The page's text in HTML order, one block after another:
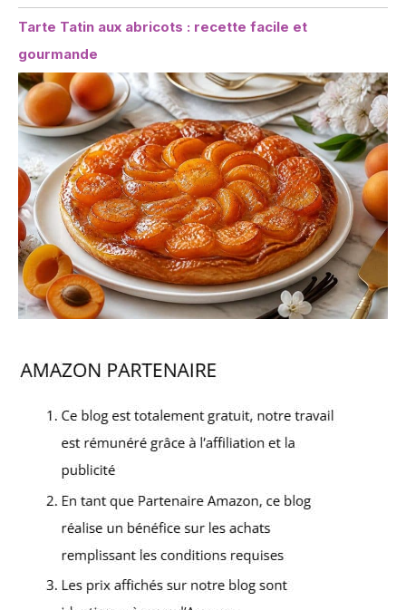
Tarte Tatin aux abricots : recette facile et
gourmande